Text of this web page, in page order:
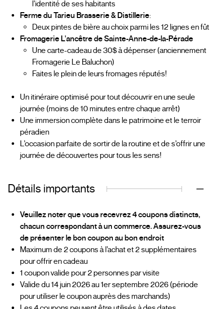
l’identité de ses habitants
Ferme du Tarieu Brasserie & Distillerie:
Deux pintes de bière au choix parmi les 12 lignes en fût
Fromagerie L'ancêtre de Sainte-Anne-de-la-Pérade
Une carte-cadeau de 30$ à dépenser (anciennement
Fromagerie Le Baluchon)
Faites le plein de leurs fromages réputés!
Un itinéraire optimisé pour tout découvrir en une seule
journée (moins de 10 minutes entre chaque arrêt)
Une immersion complète dans le patrimoine et le terroir
péradien
L’occasion parfaite de sortir de la routine et de s’offrir une
journée de découvertes pour tous les sens!
Détails importants
Veuillez noter que vous recevrez 4 coupons distincts,
chacun correspondant à un commerce. Assurez-vous
de présenter le bon coupon au bon endroit
Maximum de 2 coupons à l’achat et 2 supplémentaires
pour offrir en cadeau
1 coupon valide pour 2 personnes par visite
Valide du 14 juin 2026 au 1er septembre 2026 (période
pour utiliser le coupon auprès des marchands)